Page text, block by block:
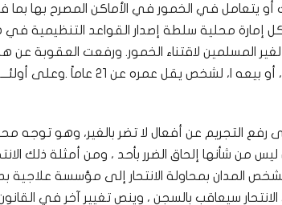
يتعامل في الخمور في الأماكن المصرح بها بما
إمارة محلية سلطة إصدار القواعد التنظيمية في
المسلمين لاقتناء الخمور. ورفعت العقوبة عن
رفع التجريم عن أفعال لا تضر بالغير، وهو
من شأنها إلحاق الضرر بأحد ، ومن أمثلة ذلك
المدان بمحاولة الانتحار إلى مؤسسة
سيعاقب بالسجن ، وينص تغيير آخر في